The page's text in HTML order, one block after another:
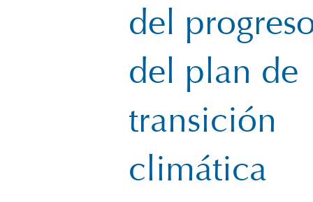
del
del plan de
transición
climática